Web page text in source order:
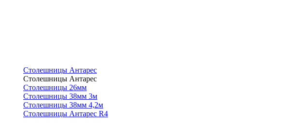
Столешницы Антарес
Столешницы Антарес
Столешницы 26мм
Столешницы 38мм 3м
Столешницы 38мм 4,2м
Столешницы Антарес R4